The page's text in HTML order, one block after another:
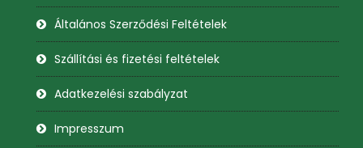
Általános Szerződési Feltételek
Szállítási és fizetési feltételek
Adatkezelési szabályzat
Impresszum